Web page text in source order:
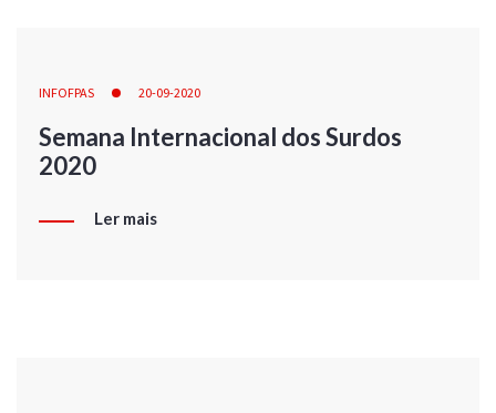
INFOFPAS 20-09-2020
Semana Internacional dos Surdos
2020
Ler mais